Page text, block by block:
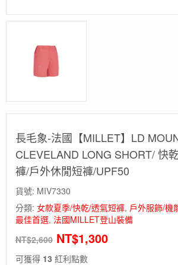
長毛象-法國【MILLET】LD
CLEVELAND LONG SHORT/ 快
褲/戶外休閒短褲/UPF50
貨號: MIV7330
分類: 女款夏季/快乾/透氣短褲, 戶外服飾/機
最佳首選, 法國MILLET登山裝備
NT$2,600 NT$1,300
可獲得 13 紅利點數